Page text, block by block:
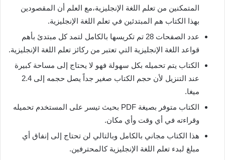
المتمكنين من تعلم اللغة الإنجليزية،مع العلم أن المقصودين
بهذا الكتاب هم المبتدئين في تعلم اللغة الإنجليزية.
عدد الصفحات 28 تم تكريسها بالكامل لتمد كل مبتدئ بأهم
قواعد اللغة الإنجليزية التي تعتبر من ركائز تعلم اللغة الإنجليزية.
الكتاب يتم تحميله بكل سهولة فهو لا يحتاج إلى مساحة كبيرة
عند التنزيل لأن حجم الكتاب صغير جداً يصل حجمه إلى 2.4
ميغا.
الكتاب متوفر بصيغة PDF بحيث تيسر على المستخدم تحميله
وقراءته في أي وقت وأي مكان.
هذا الكتاب مجاني بالكامل وبالتالي لن تحتاج إلى إنفاق أي
مبلغ لبدء تعلم اللغة الإنجليزية كالمحترفين.